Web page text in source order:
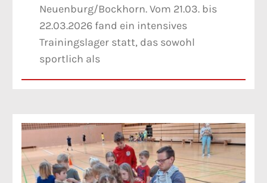
Neuenburg/Bockhorn. Vom 21.03. bis
22.03.2026 fand ein intensives
Trainingslager statt, das sowohl
sportlich als